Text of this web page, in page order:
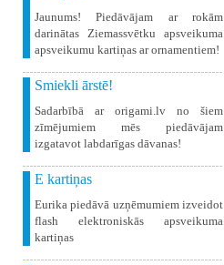
Jaunums! Piedāvājam ar rokām
darinātas Ziemassvētku apsveikuma
apsveikumu kartiņas ar ornamentiem!
Smiekli ārstē!
Sadarbībā ar origami.lv no šiem
zīmējumiem mēs piedāvājam
izgatavot labdarīgas dāvanas!
E kartiņas
Eurika piedāvā uzņēmumiem izveidot
flash elektroniskās apsveikuma
kartiņas